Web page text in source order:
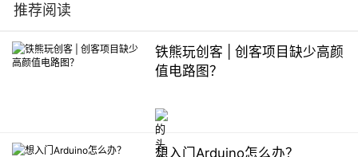
推荐阅读
铁熊玩创客 | 创客项目缺少高颜
值电路图？
想入门Arduino怎么办？